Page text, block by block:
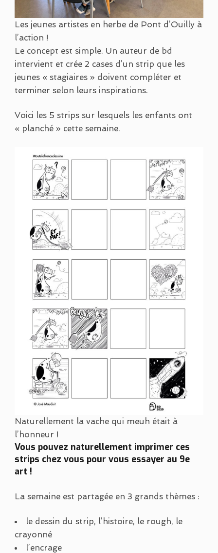
Les jeunes artistes en herbe de Pont d’Ouilly à
l’action !
Le concept est simple. Un auteur de bd
intervient et crée 2 cases d’un strip que les
jeunes « stagiaires » doivent compléter et
terminer selon leurs inspirations.
Voici les 5 strips sur lesquels les enfants ont
« planché » cette semaine.
Naturellement la vache qui meuh était à
l’honneur !
Vous pouvez naturellement imprimer ces
strips chez vous pour vous essayer au 9e
art !
La semaine est partagée en 3 grands thèmes :
le dessin du strip, l’histoire, le rough, le
crayonné
l’encrage